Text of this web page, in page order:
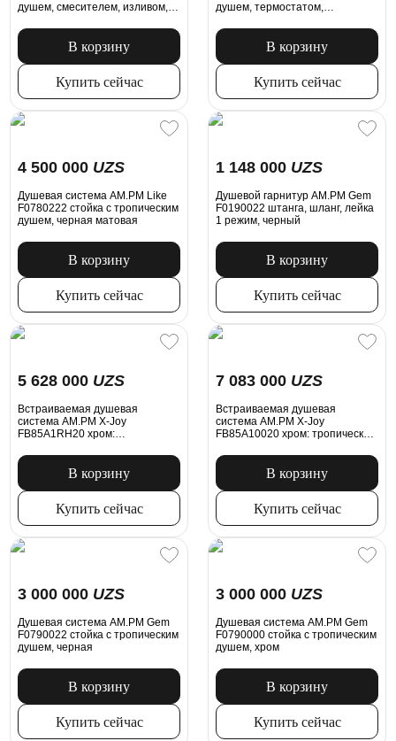
душем, смесителем, изливом,
В корзину
Купить сейчас
душем, термостатом,
В корзину
Купить сейчас
4 500 000 UZS
Душевая система AM.PM Like
F0780222 стойка с тропическим
душем, черная матовая
В корзину
Купить сейчас
1 148 000 UZS
Душевой гарнитур AM.PM Gem
F0190022 штанга, шланг, лейка
1 режим, черный
В корзину
Купить сейчас
5 628 000 UZS
Встраиваемая душевая
система AM.PM X-Joy
FB85A1RH20 хром:
ручной душ
В корзину
Купить сейчас
7 083 000 UZS
Встраиваемая душевая
система AM.PM X-Joy
FB85A10020 хром: тропический
лейкой
В корзину
Купить сейчас
3 000 000 UZS
Душевая система AM.PM Gem
F0790022 стойка с тропическим
душем, черная
В корзину
Купить сейчас
3 000 000 UZS
Душевая система AM.PM Gem
F0790000 стойка с тропическим
душем, хром
В корзину
Купить сейчас